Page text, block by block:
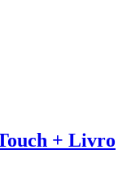
+ Livro